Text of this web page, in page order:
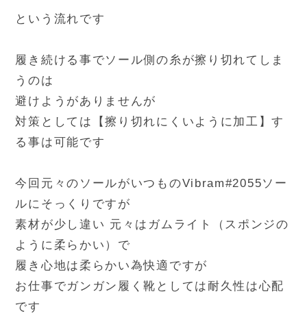
という流れです
履き続ける事でソール側の糸が擦り切れてしま
うのは
避けようがありませんが
対策としては【擦り切れにくいように加工】す
る事は可能です
今回元々のソールがいつものVibram#2055ソー
ルにそっくりですが
素材が少し違い 元々はガムライト（スポンジの
ように柔らかい）で
履き心地は柔らかい為快適ですが
お仕事でガンガン履く靴としては耐久性は心配
です